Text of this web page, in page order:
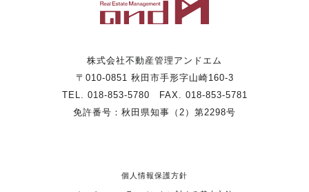
株式会社不動産管理アンドエム
〒010-0851 秋田市手形字山崎160-3
TEL. 018-853-5780 FAX. 018-853-5781
免許番号：秋田県知事（2）第2298号
個人情報保護方針